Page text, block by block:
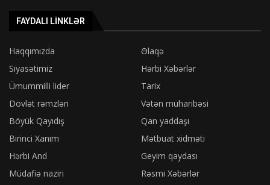
FAYDALI LINKLƏR
Haqqımızda
Əlaqə
Siyasətimiz
Hərbi Xəbərlər
Ümummilli lider
Tarix
Dövlət rəmzləri
Vətən müharibəsi
Böyük Qayıdış
Qan yaddaşı
Birinci Xanım
Mətbuat xidməti
Hərbi And
Geyim qaydası
Müdafiə naziri
Rəsmi Xəbərlər